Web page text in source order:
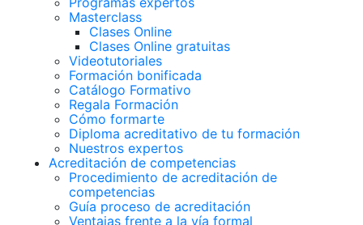
Masterclass
Clases Online
Clases Online gratuitas
Videotutoriales
Formación bonificada
Catálogo Formativo
Regala Formación
Cómo formarte
Diploma acreditativo de tu formación
Nuestros expertos
Acreditación de competencias
Procedimiento de acreditación de
competencias
Guía proceso de acreditación
Ventajas frente a la vía formal